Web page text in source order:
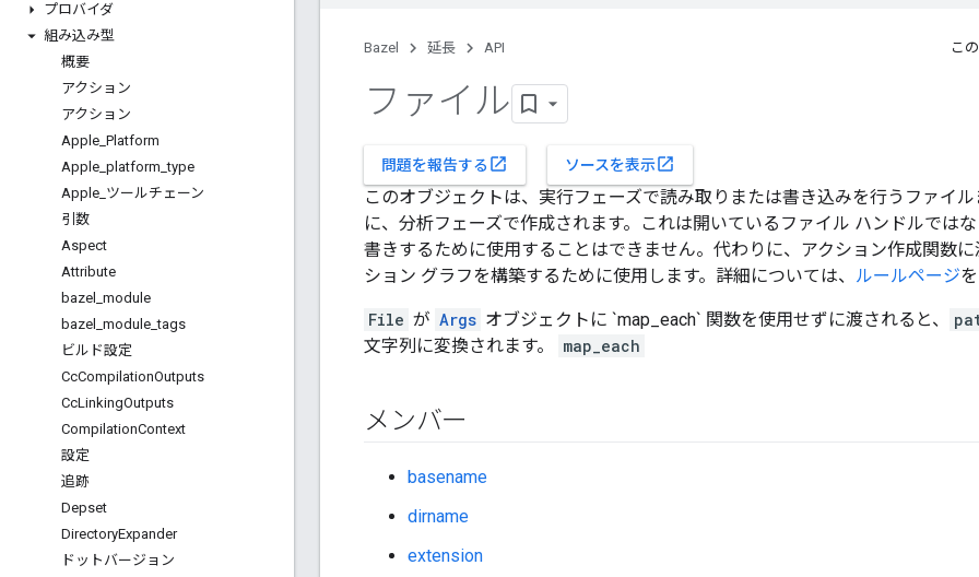
プロバイダ
組み込み型
概要
アクション
アクション
Apple Platform
Apple platform _type
Apple ツールチェーン
引数
Aspect
Attribute
bazel module
bazel module _tags
ビルド設定
CcCompilationOutputs
CcLinkingOutputs
CompilationContext
設定
追跡
Depset
DirectoryExpander
ドットバージョン
Bazel 延長 API こ
ファイル
問題を報告する open_in_new ソースを表示open_in_new
このオブジェクトは、実行フェーズで読み取りまたは書き込みを行うファイ
に、分析フェーズで作成されます。これは開いているファイル ハンドルでは
書きするために使用することはできません。代わりに、アクション作成関数
ション グラフを構築するために使用します。詳細については、 ルールページ
File が Args オブジェクトに `map_each` 関数を使用せずに渡されると、
文字列に変換されます。
map_each
メンバー
basename
dirname
extension